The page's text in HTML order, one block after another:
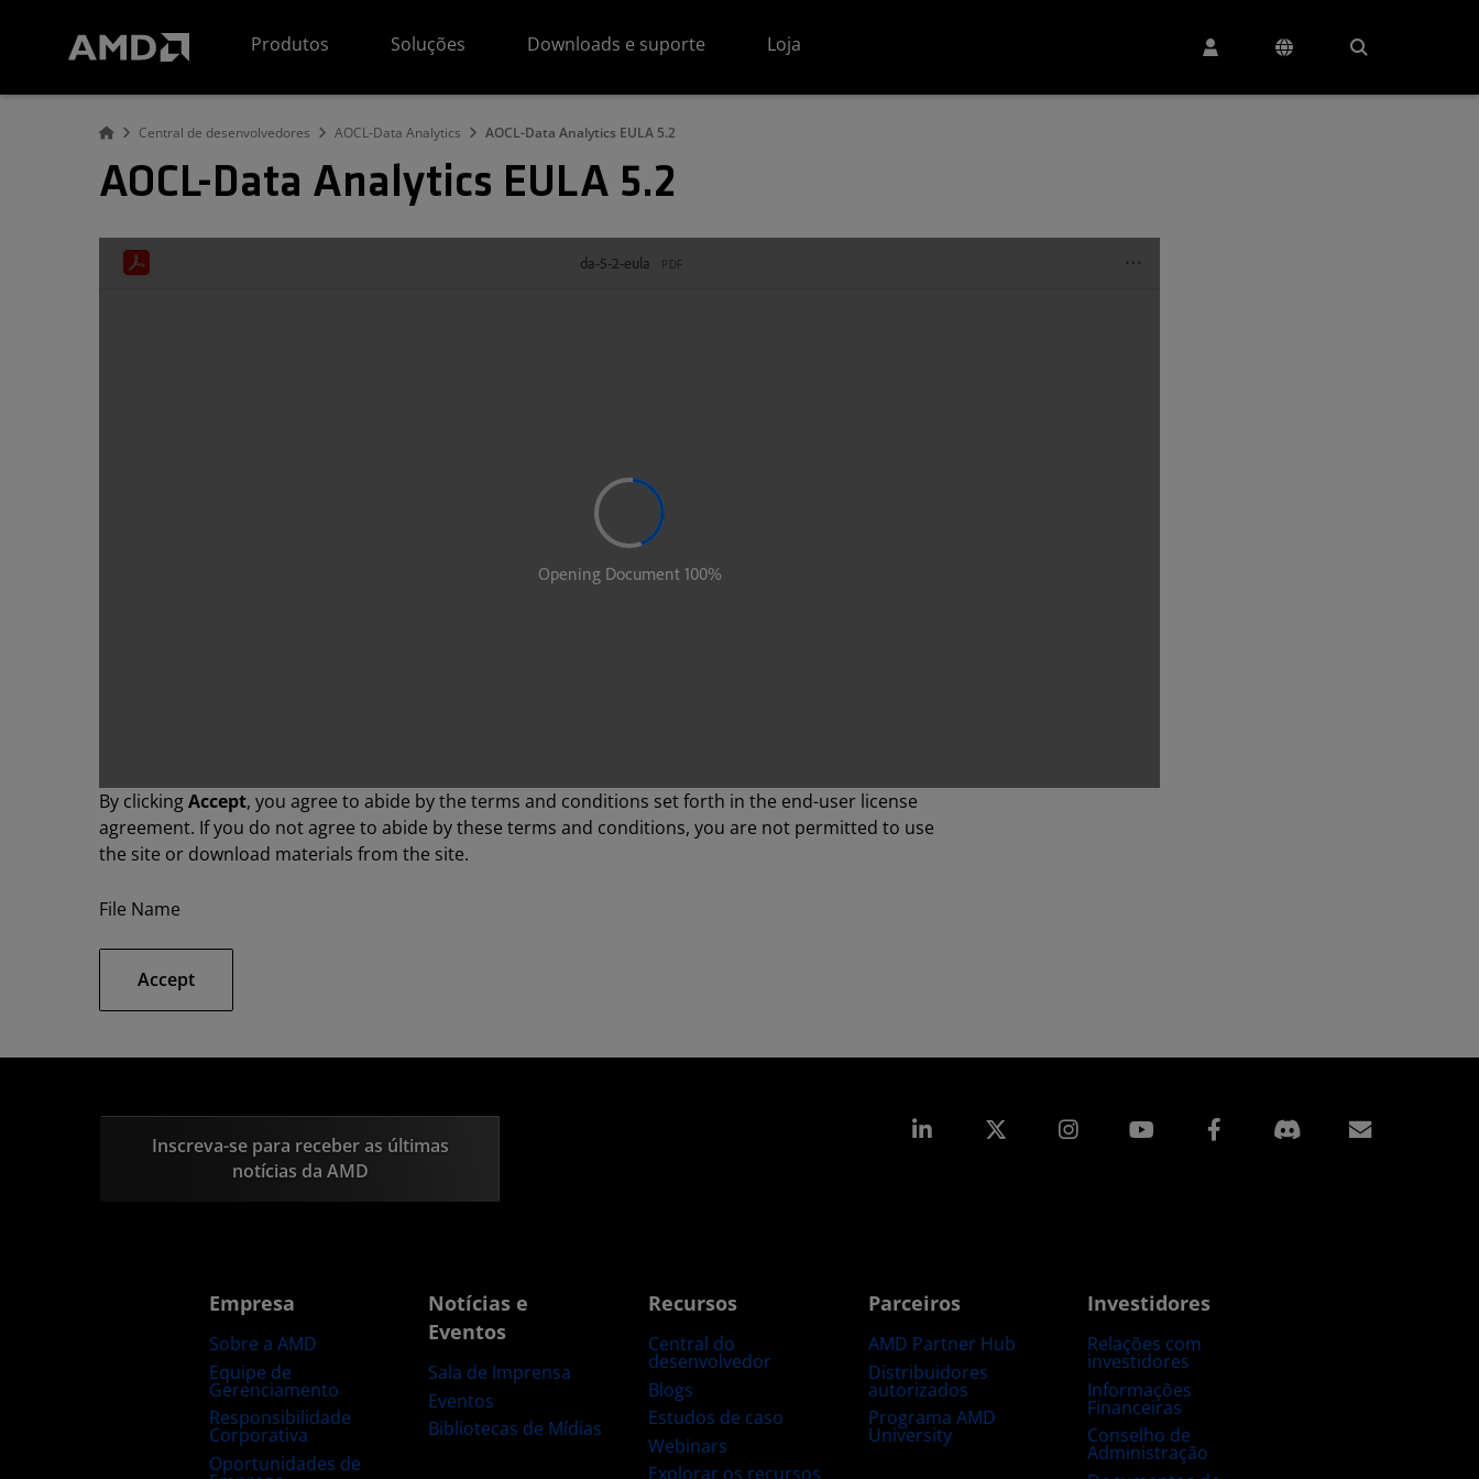
Produtos
Soluções Downloads e suporte Loja
Central de desenvolvedores AOCL-Data Analytics AOCL-Data Analytics EULA 5.2
AOCL-Data Analytics EULA 5.2
By clickingAccept, you agree to abide by the terms and conditions set forth in the end-user license
agreement. If you do not agree to abide by these terms and conditions, you are not permitted to use
the site or download materials from the site.
File Name
Accept
Inscreva-se para receber as últimas
notícias da AMD
Linkedin Instagram Facebook
Empresa
Sobre a AMD
Equipe de
Gerenciamento
Responsibilidade
Corporativa
Oportunidades de
Notícias e
Eventos
Sala de Imprensa
Eventos
Bibliotecas de Mídias
Recursos
Central do
desenvolvedor
Blogs
Estudos de caso
Webinars
Explorar os recursos
Parceiros
AMD Partner Hub
Distribuidores
autorizados
Programa AMD
University
Investidores
Relações com
investidores
Informações
Financeiras
Conselho de
Administração